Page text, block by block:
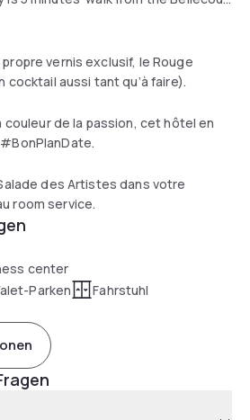
base for exploring Lyon, its
vernis exclusif, le Rouge
cocktail aussi tant qu’à faire).
couleur de la passion, cet hôtel en
des Artistes dans votre
room service.
center
Parken Fahrstuhl